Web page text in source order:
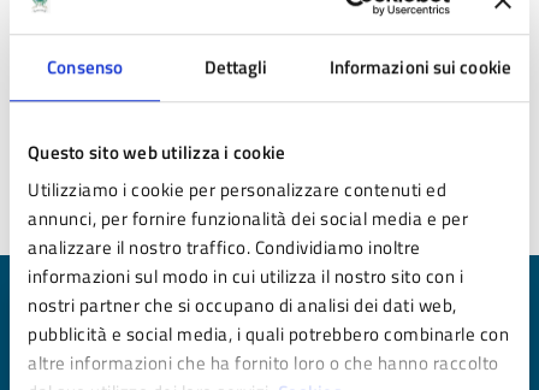
Consenso Dettagli Informazioni sui cookie
Questo sito web utilizza i cookie
Utilizziamo i cookie per personalizzare contenuti ed
annunci, per fornire funzionalità dei social media e per
analizzare il nostro traffico. Condividiamo inoltre
informazioni sul modo in cui utilizza il nostro sito con i
nostri partner che si occupano di analisi dei dati web,
pubblicità e social media, i quali potrebbero combinarle con
altre informazioni che ha fornito loro o che hanno raccolto
CONSILIARE “INSIEME PER PAVULLO” PROT. N. 17158
DEL 08/07/2024 AD OGGETTO: “PROGETTO DI
RIQUALIFICAZIONE DEL BORGO DI MONTECUCCOLO”.
pagina Facebookdel Comune di Pavullo nel Frignano.
Quanto sono chiare le informazioni su questa
pagina?